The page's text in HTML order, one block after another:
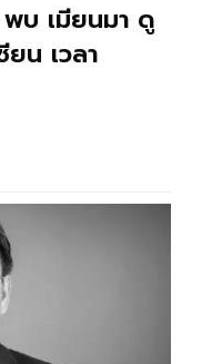
บ เมียนมา ดู
น เวลา